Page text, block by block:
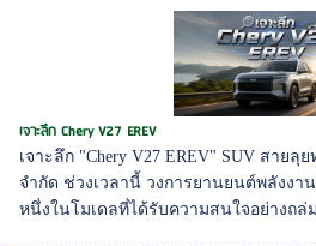
เจาะลึก Chery V27 EREV
เจาะลึก "Chery V27 EREV" SUV สาย
จำกัด ช่วงเวลานี้ วงการยานยนต์พลังงา
หนึ่งในโมเดลที่ได้รับความสนใจอย่างถล่